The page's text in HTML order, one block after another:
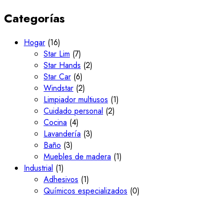
Categorías
Hogar (16)
Star Lim (7)
Star Hands (2)
Star Car (6)
Windstar (2)
Limpiador multiusos (1)
Cuidado personal (2)
Cocina (4)
Lavandería (3)
Baño (3)
Muebles de madera (1)
Industrial (1)
Adhesivos (1)
Químicos especializados (0)